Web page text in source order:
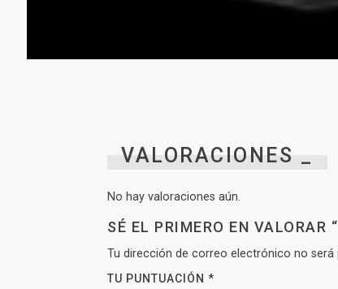
VALORACIONES _
No hay valoraciones aún.
SÉ EL PRIMERO EN
Tu dirección de correo electrónico no será
TU PUNTUACIÓN *